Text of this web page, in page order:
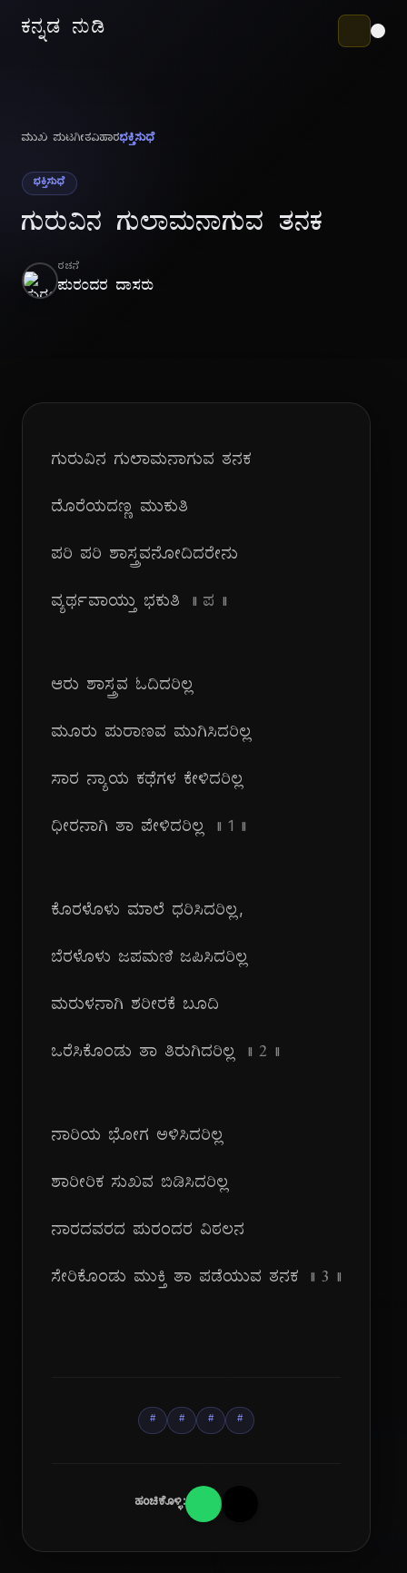
ಕನ್ನಡ ನುಡಿ
ಮುಖ ಪುಟಗೀತವಿಹಾರಭಕ್ತಿಸುಧೆ
ಭಕ್ತಿಸುಧೆ
ಗುರುವಿನ ಗುಲಾಮನಾಗುವ ತನಕ
ರಚನೆ
ಪುರಂದರ ದಾಸರು
ಗುರುವಿನ ಗುಲಾಮನಾಗುವ ತನಕ
ದೊರೆಯದಣ್ಣ ಮುಕುತಿ
ಪರಿ ಪರಿ ಶಾಸ್ತ್ರವನೋದಿದರೇನು
ವ್ಯರ್ಥವಾಯ್ತು ಭಕುತಿ || ಪ ||
ಆರು ಶಾಸ್ತ್ರವ ಓದಿದರಿಲ್ಲ
ಮೂರು ಪುರಾಣವ ಮುಗಿಸಿದರಿಲ್ಲ
ಸಾರ ನ್ಯಾಯ ಕಥೆಗಳ ಕೇಳಿದರಿಲ್ಲ
ಧೀರನಾಗಿ ತಾ ಪೇಳಿದರಿಲ್ಲ || 1 ||
ಕೊರಳೊಳು ಮಾಲೆ ಧರಿಸಿದರಿಲ್ಲ,
ಬೆರಳೊಳು ಜಪಮಣಿ ಜಪಿಸಿದರಿಲ್ಲ
ಮರುಳನಾಗಿ ಶರೀರಕೆ ಬೂದಿ
ಒರೆಸಿಕೊಂಡು ತಾ ತಿರುಗಿದರಿಲ್ಲ || ೨ ||
ನಾರಿಯ ಭೋಗ ಅಳಿಸಿದರಿಲ್ಲ
ಶಾರೀರಿಕ ಸುಖವ ಬಿಡಿಸಿದರಿಲ್ಲ
ನಾರದವರದ ಪುರಂದರ ವಿಠಲನ
ಸೇರಿಕೊಂಡು ಮುಕ್ತಿ ತಾ ಪಡೆಯುವ ತನಕ || ೩ ||
# # # #
ಹಂಚಿಕೊಳ್ಳಿ: